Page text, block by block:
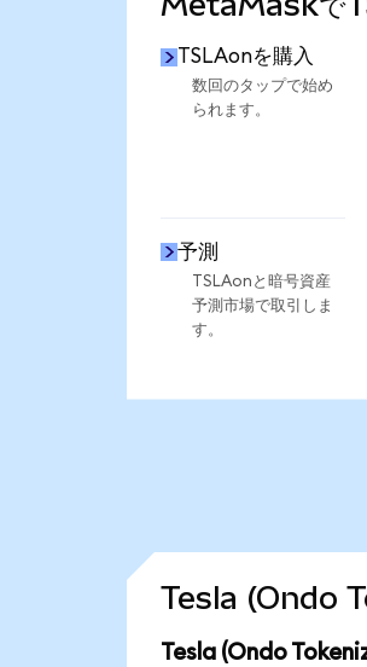
TSLAonを購入
数回のタップで始め
られます。
予測
TSLAonと暗号資産
予測市場で取引しま
す。
Tesla (Ondo
Tesla (Ondo